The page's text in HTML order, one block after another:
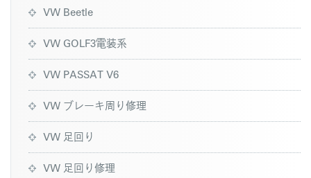
VW Beetle
VW GOLF3電装系
VW PASSAT V6
VW ブレーキ周り修理
VW 足回り
VW 足回り修理